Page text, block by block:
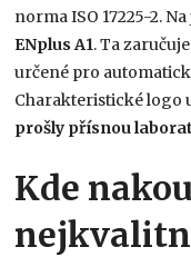
norma ISO 17225-2.
ENplus A1. Ta
určené pro
Charakteristické logo
prošly přísnou
Kde